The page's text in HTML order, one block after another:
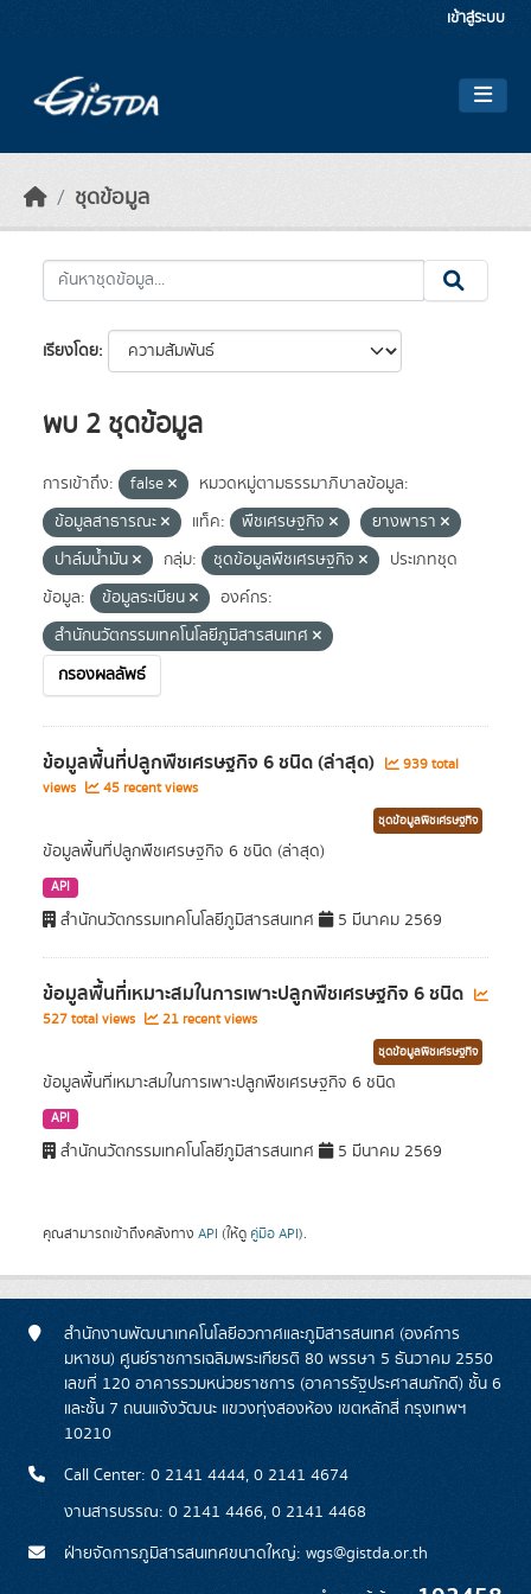
เข้าสู่ระบบ
ชุดข้อมูล
เรียงโดย
พบ 2 ชุดข้อมูล
การเข้าถึง: false
หมวดหมู่ตามธรรมาภิบาลข้อมูล:
ข้อมูลสาธารณะ
แท็ค: พืชเศรษฐกิจ
ยางพารา
ปาล์มน้ำมัน
กลุ่ม: ชุดข้อมูลพืชเศรษฐกิจ
ประเภทชุด
ข้อมูล:
ข้อมูลระเบียน
องค์กร:
สำนักนวัตกรรมเทคโนโลยีภูมิสารสนเทศ
กรองผลลัพธ์
ข้อมูลพื้นที่ปลูกพืชเศรษฐกิจ 6 ชนิด (ล่าสุด)
939 total
views
45 recent views
ชุดข้อมูลพืชเศรษฐกิจ
ข้อมูลพื้นที่ปลูกพืชเศรษฐกิจ 6 ชนิด (ล่าสุด)
API
สำนักนวัตกรรมเทคโนโลยีภูมิสารสนเทศ 5 มีนาคม 2569
ข้อมูลพื้นที่เหมาะสมในการเพาะปลูกพืชเศรษฐกิจ 6 ชนิด
527 total views 21 recent views
ชุดข้อมูลพืชเศรษฐกิจ
ข้อมูลพื้นที่เหมาะสมในการเพาะปลูกพืชเศรษฐกิจ 6 ชนิด
API
สำนักนวัตกรรมเทคโนโลยีภูมิสารสนเทศ 5 มีนาคม 2569
คุณสามารถเข้าถึงคลังทาง API (ให้ดู คู่มือ API).
สำนักงานพัฒนาเทคโนโลยีอวกาศและภูมิสารสนเทศ (องค์การ
มหาชน) ศูนย์ราชการเฉลิมพระเกียรติ 80 พรรษา 5 ธันวาคม 2550
เลขที่ 120 อาคารรวมหน่วยราชการ (อาคารรัฐประศาสนภักดี) ชั้น 6
และชั้น 7 ถนนแจ้งวัฒนะ แขวงทุ่งสองห้อง เขตหลักสี่ กรุงเทพฯ
10210
Call Center: 0 2141 4444, 0 2141 4674
งานสารบรรณ: 0 2141 4466, 0 2141 4468
ฝ่ายจัดการภูมิสารสนเทศขนาดใหญ่: wgs@gistda.or.th